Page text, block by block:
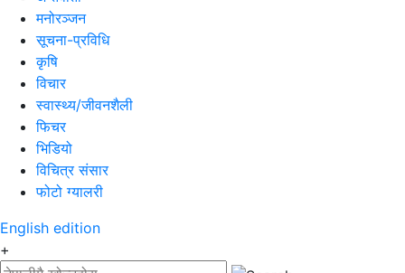
मनोरञ्जन
सूचना-प्रविधि
कृषि
विचार
स्वास्थ्य/जीवनशैली
फिचर
भिडियो
विचित्र संसार
फोटो ग्यालरी
English edition
+